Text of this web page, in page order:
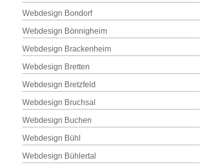
Webdesign Bondorf
Webdesign Bönnigheim
Webdesign Brackenheim
Webdesign Bretten
Webdesign Bretzfeld
Webdesign Bruchsal
Webdesign Buchen
Webdesign Bühl
Webdesign Bühlertal